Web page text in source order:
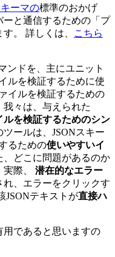
ーマの標準のおかげ
と通信するための「プ
。 詳しくは、
こちら
ンドを、主にユニット
ルを検証するために使
イルを検証するための
々は、与えられた
ルを検証するためのシン
ールは、JSONスキー
るための使いやすいイ
、どこに問題があるのか
実際、
潜在的なエラー
、 エラーをクリックす
JSONテキストが直接ハ
用であると思いますの